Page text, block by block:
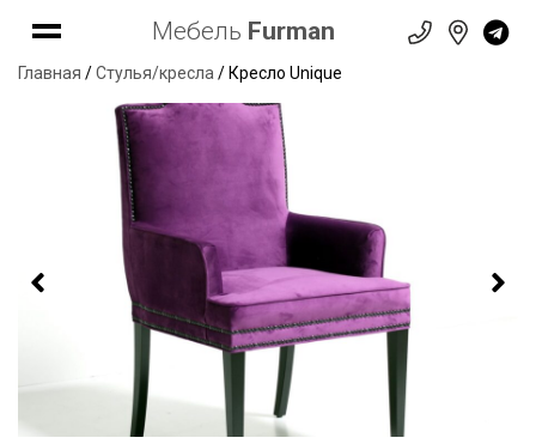
Мебель Furman
Главная /Стулья/кресла / Кресло Unique